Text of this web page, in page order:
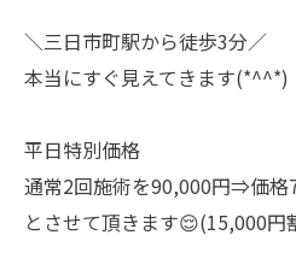
＼三日市町駅から徒歩3分／
本当にすぐ見えてきます(*^^*)
平日特別価格
通常2回施術を90,000円⇒価格
とさせて頂きます😌(15,000円